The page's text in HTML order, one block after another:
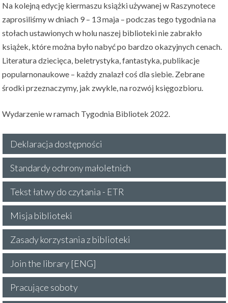
Na kolejną edycję kiermaszu książki używanej w Raszynotece
zaprosiliśmy w dniach 9 – 13 maja – podczas tego tygodnia na
stołach ustawionych w holu naszej biblioteki nie zabrakło
książek, które można było nabyć po bardzo okazyjnych cenach.
Literatura dziecięca, beletrystyka, fantastyka, publikacje
popularnonaukowe – każdy znalazł coś dla siebie. Zebrane
środki przeznaczymy, jak zwykle, na rozwój księgozbioru.
Wydarzenie w ramach Tygodnia Bibliotek 2022.
Deklaracja dostępności
Standardy ochrony małoletnich
Tekst łatwy do czytania - ETR
Misja biblioteki
Zasady korzystania z biblioteki
Join the library [ENG]
Pracujące soboty